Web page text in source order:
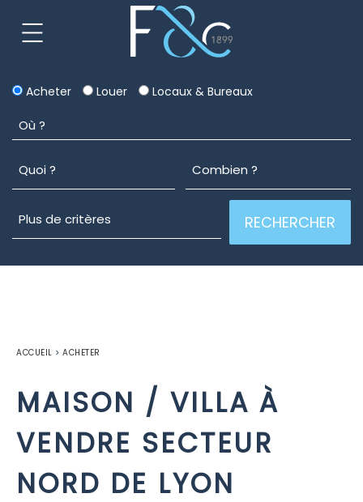
Acheter Louer Locaux & Bureaux
ACCUEIL > ACHETER
MAISON / VILLA À
VENDRE SECTEUR
NORD DE LYON